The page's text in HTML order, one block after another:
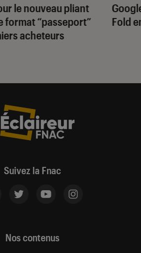
le nouveau pliant
format “passeport”
acheteurs
Fold
Suivez la Fnac
Nos contenus